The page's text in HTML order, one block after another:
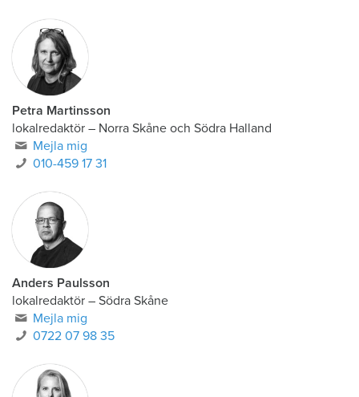
Petra Martinsson
lokalredaktör – Norra Skåne och Södra Halland
Mejla mig
010-459 17 31
Anders Paulsson
lokalredaktör – Södra Skåne
Mejla mig
0722 07 98 35